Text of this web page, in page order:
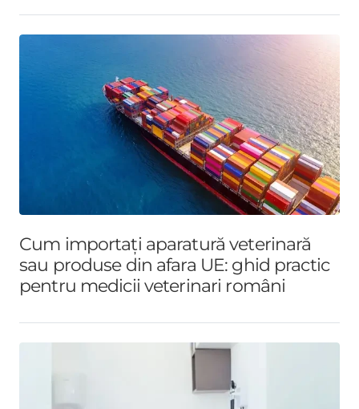
Cum importați aparatură veterinară
sau produse din afara UE: ghid practic
pentru medicii veterinari români